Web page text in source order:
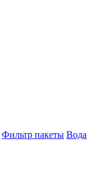
Фильтр пакеты Вода